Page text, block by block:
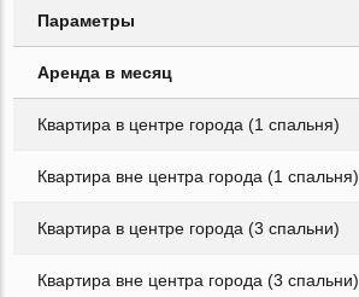
Параметры
Аренда в месяц
Квартира в центре города (1 спальня)
Квартира вне центра города (1 спальня)
Квартира в центре города (3 спальни)
Квартира вне центра города (3 спальни)